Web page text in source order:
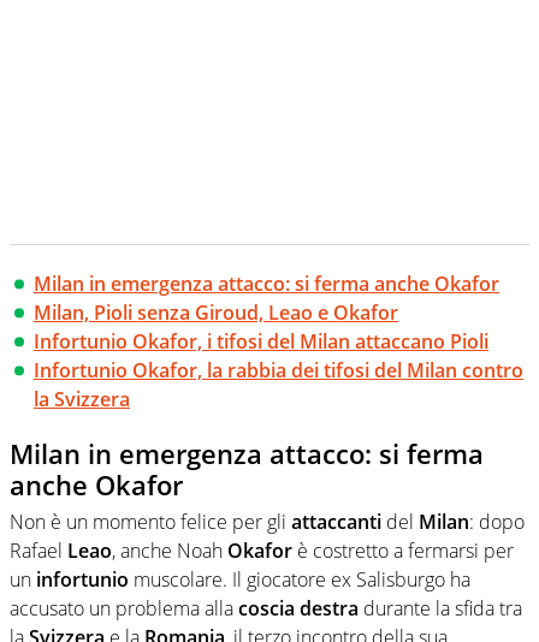
Milan in emergenza attacco: si ferma anche Okafor
Milan, Pioli senza Giroud, Leao e Okafor
Infortunio Okafor, i tifosi del Milan attaccano Pioli
Infortunio Okafor, la rabbia dei tifosi del Milan contro
la Svizzera
Milan in emergenza attacco: si ferma
anche Okafor
Non è un momento felice per gli attaccanti del Milan: dopo
Rafael Leao, anche Noah Okafor è costretto a fermarsi per
un infortunio muscolare. Il giocatore ex Salisburgo ha
accusato un problema allacoscia destra durante la sfida tra